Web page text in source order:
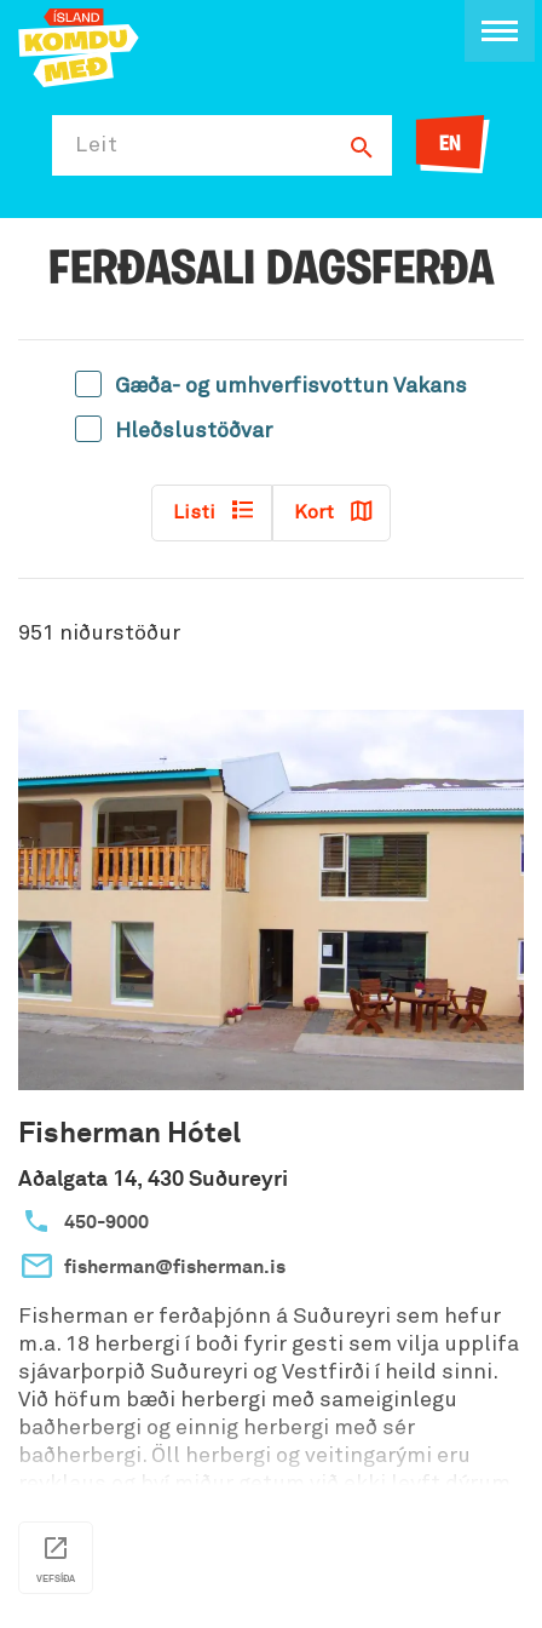
Leit EN
FERÐASALI DAGSFERÐA
Gæða- og umhverfisvottun Vakans
Hleðslustöðvar
Listi Kort
951 niðurstöður
Fisherman Hótel
Aðalgata 14, 430 Suðureyri
450-9000
fisherman@fisherman.is
Fisherman er ferðaþjónn á Suðureyri sem hefur
m.a. 18 herbergi í boði fyrir gesti sem vilja upplifa
sjávarþorpið Suðureyri og Vestfirði í heild sinni.
Við höfum bæði herbergi með sameiginlegu
baðherbergi og einnig herbergi með sér
baðherbergi. Öll herbergi og veitingarými eru
ferðaþjónustu og atvinnulífs í litlu vistvænu
VEFSÍÐA